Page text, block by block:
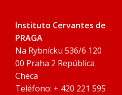
Instituto Cervantes de
PRAGA
Na Rybnícku 536/6 120
00 Praha 2 República
Checa
Teléfono: + 420 221 595